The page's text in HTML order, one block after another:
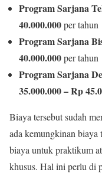
Program Sarjana
40.000.000per tahun
Program Sarjana
40.000.000per tahun
Program Sarjana
35.000.000 – Rp
Biaya tersebut sudah
ada kemungkinan biaya
biaya untuk praktikum
khusus. Hal ini perlu di